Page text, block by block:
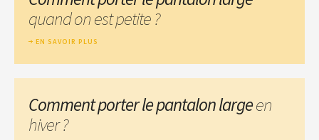
quand on est petite ?
EN SAVOIR PLUS
Comment porter le pantalon largeen
hiver ?